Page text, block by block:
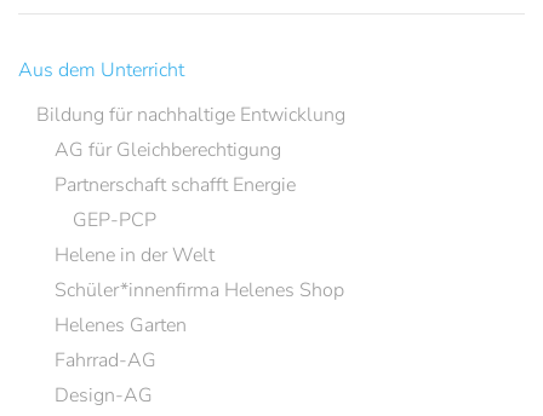
Aus dem Unterricht
Bildung für nachhaltige Entwicklung
AG für Gleichberechtigung
Partnerschaft schafft Energie
GEP-PCP
Helene in der Welt
Schüler*innenfirma Helenes Shop
Helenes Garten
Fahrrad-AG
Design-AG